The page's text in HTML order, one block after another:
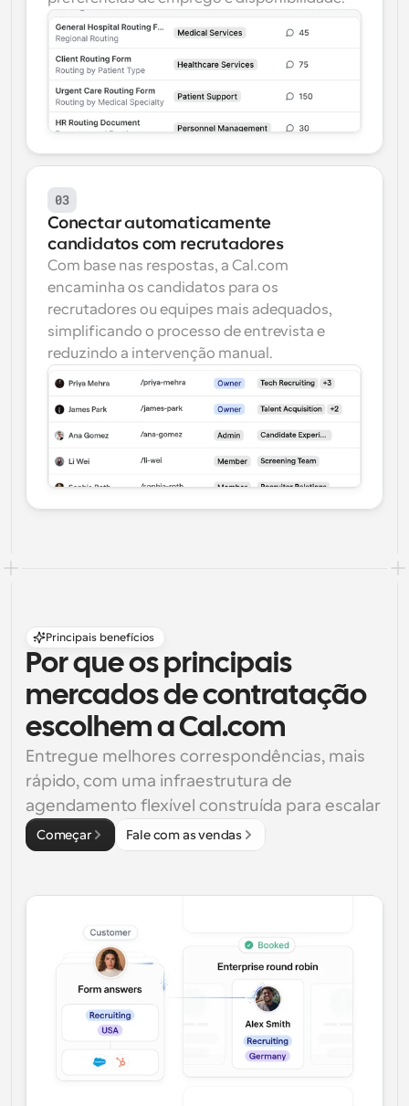
03
Conectar automaticamente
candidatos com recrutadores
Com base nas respostas, a Cal.com
encaminha os candidatos para os
recrutadores ou equipes mais adequados,
simplificando o processo de entrevista e
reduzindo a intervenção manual.
Principais benefícios
Por que os principais
mercados de contratação
escolhem a Cal.com
Entregue melhores correspondências, mais
rápido, com uma infraestrutura de
agendamento flexível construída para escalar
Começar Fale com as vendas